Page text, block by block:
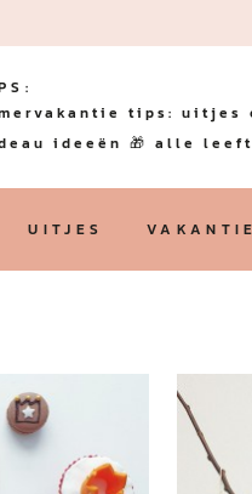
tips: uitjes
ideeën 🎁 alle
UITJES VAKANTIE